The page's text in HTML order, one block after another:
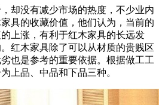
没有减少市场的热度，不少业内
具的收藏价值，他们认为，当前的
上涨，有利于红木家具的长远发
红木家具除了可以从材质的贵贱区
也是参考的重要依据。根据做工工
上品、中品和下品三种。